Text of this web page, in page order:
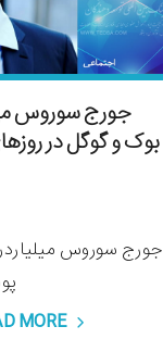
جورج سوروس
بوک و گوگل در
جورج سوروس
MORE